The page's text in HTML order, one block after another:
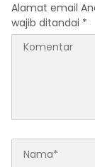
Alamat email
wajib ditandai *